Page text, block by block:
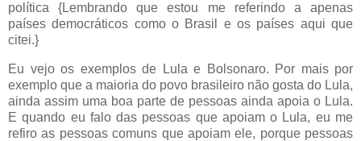
política {Lembrando que estou me referindo a apenas
países democráticos como o Brasil e os países aqui que
citei.}
Eu vejo os exemplos de Lula e Bolsonaro. Por mais por
exemplo que a maioria do povo brasileiro não gosta do Lula,
ainda assim uma boa parte de pessoas ainda apoia o Lula.
E quando eu falo das pessoas que apoiam o Lula, eu me
refiro as pessoas comuns que apoiam ele, porque pessoas